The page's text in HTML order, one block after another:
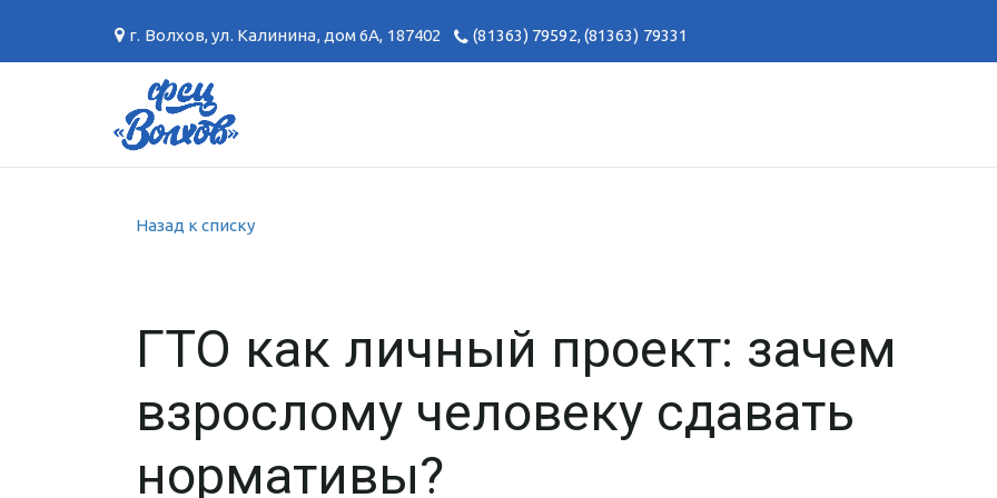
г. Волхов,ул. Калинина, дом 6А, 187402 (81363) 79592,(81363) 79331
Назад к списку
ГТО как личный проект: зачем
взрослому человеку сдавать
нормативы?